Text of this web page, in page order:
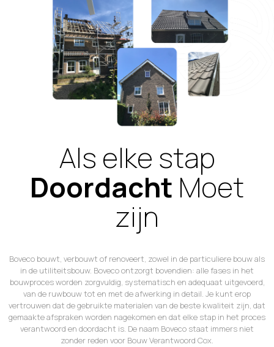
Als elke stap
Doordacht Moet
zijn
Boveco bouwt, verbouwt of renoveert, zowel in de particuliere bouw als
in de utiliteitsbouw. Boveco ontzorgt bovendien: alle fases in het
bouwproces worden zorgvuldig, systematisch en adequaat uitgevoerd,
van de ruwbouw tot en met de afwerking in detail. Je kunt erop
vertrouwen dat de gebruikte materialen van de beste kwaliteit zijn, dat
gemaakte afspraken worden nagekomen en dat elke stap in het proces
verantwoord en doordacht is. De naam Boveco staat immers niet
zonder reden voor Bouw Verantwoord Cox.